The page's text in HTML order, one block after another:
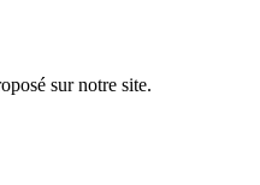
sur notre site.